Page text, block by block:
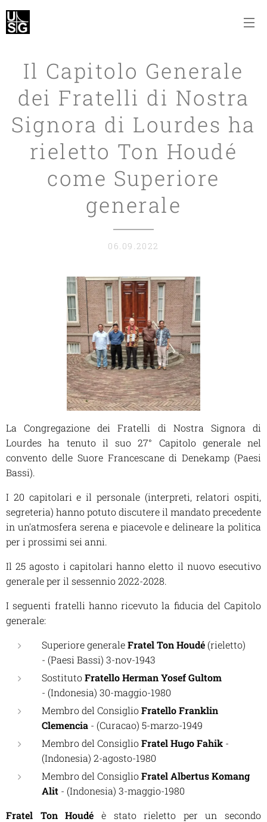
Il Capitolo Generale
dei Fratelli di Nostra
Signora di Lourdes ha
rieletto Ton Houdé
come Superiore
generale
06.09.2022
La Congregazione dei Fratelli di Nostra Signora di
Lourdes ha tenuto il suo 27° Capitolo generale nel
convento delle Suore Francescane di Denekamp (Paesi
Bassi).
I 20 capitolari e il personale (interpreti, relatori ospiti,
segreteria) hanno potuto discutere il mandato precedente
in un'atmosfera serena e piacevole e delineare la politica
per i prossimi sei anni.
Il 25 agosto i capitolari hanno eletto il nuovo esecutivo
generale per il sessennio 2022-2028.
I seguenti fratelli hanno ricevuto la fiducia del Capitolo
generale:
Superiore generaleFratel Ton Houdé(rieletto)
- (Paesi Bassi) 3-nov-1943
SostitutoFratello Herman Yosef Gultom
- (Indonesia) 30-maggio-1980
Membro del ConsiglioFratello Franklin
Clemencia - (Curacao) 5-marzo-1949
Membro del ConsiglioFratel Hugo Fahik -
(Indonesia) 2-agosto-1980
Membro del ConsiglioFratel Albertus Komang
Alit - (Indonesia) 3-maggio-1980
Fratel Ton Houdé è stato rieletto per un secondo